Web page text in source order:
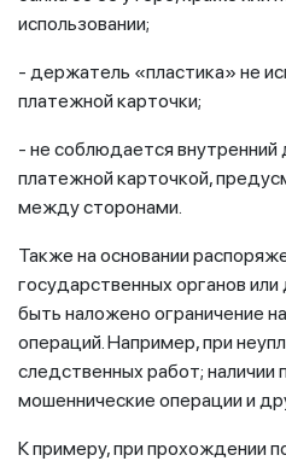
использовании;
- держатель «пластика» не
платежной карточки;
- не соблюдается внутренний
платежной карточкой,
между сторонами.
Также на основании
государственных органов
быть наложено ограничение
операций. Например, при
следственных работ; наличии
мошеннические операции и
К примеру, при прохождении